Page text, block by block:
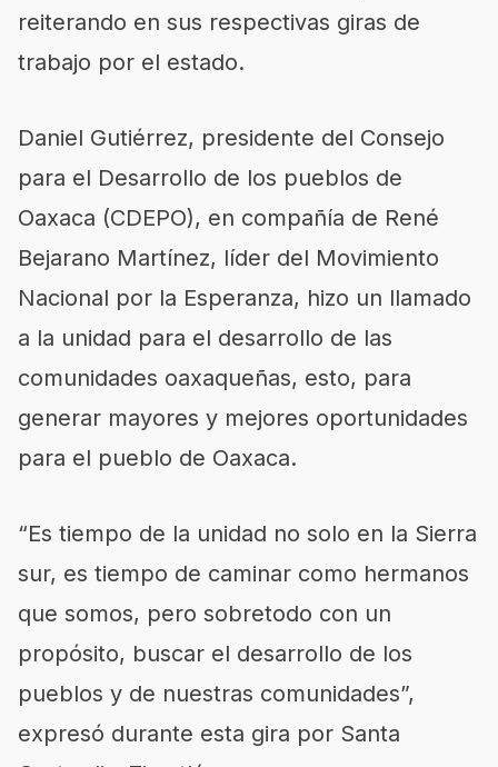
reiterando en sus respectivas giras de
trabajo por el estado.
Daniel Gutiérrez, presidente del Consejo
para el Desarrollo de los pueblos de
Oaxaca (CDEPO), en compañía de René
Bejarano Martínez, líder del Movimiento
Nacional por la Esperanza, hizo un llamado
a la unidad para el desarrollo de las
comunidades oaxaqueñas, esto, para
generar mayores y mejores oportunidades
para el pueblo de Oaxaca.
“Es tiempo de la unidad no solo en la Sierra
sur, es tiempo de caminar como hermanos
que somos, pero sobretodo con un
propósito, buscar el desarrollo de los
pueblos y de nuestras comunidades”,
expresó durante esta gira por Santa